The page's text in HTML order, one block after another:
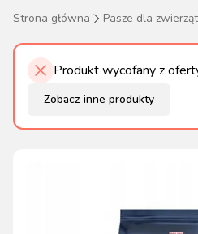
Strona główna Pasze dla zwierząt
Produkt wycofany z
Zobacz inne produkty